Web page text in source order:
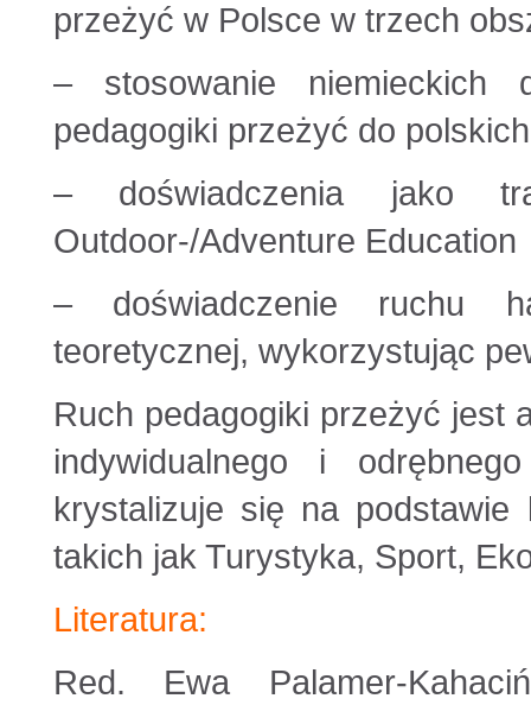
przeżyć w Polsce w trzech
– stosowanie niemieckich
pedagogiki przeżyć do
– doświadczenia jako
Outdoor-/Adventure Education
– doświadczenie ruchu
teoretycznej, wykorzystując
Ruch pedagogiki przeżyć jest
indywidualnego i
krystalizuje się na
takich jak Turystyka, Sport,
Literatura:
Red. Ewa Palamer-